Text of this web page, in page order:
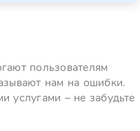
пользователям
нам на ошибки.
услугами – не забудьте